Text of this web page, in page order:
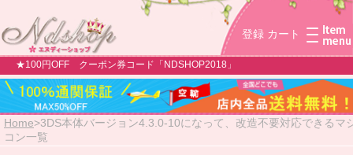
登録 カート
★100円OFF クーポン券コード「NDSHOP2018」
Home>3DS本体バージョン4.3.0-10になって、改造不要対応できるマ
コン一覧